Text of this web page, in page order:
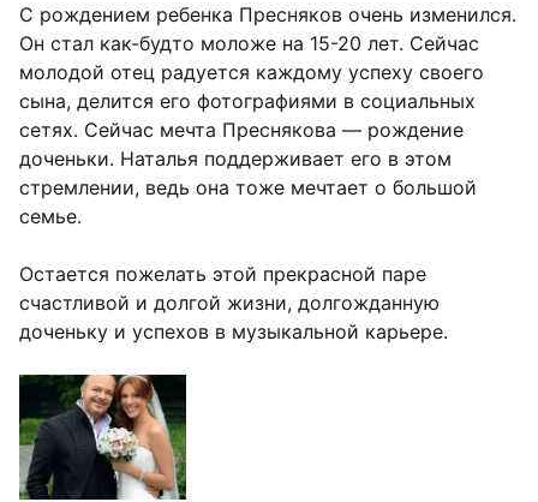
С рождением ребенка Пресняков очень изменился.
Он стал как-будто моложе на 15-20 лет. Сейчас
молодой отец радуется каждому успеху своего
сына, делится его фотографиями в социальных
сетях. Сейчас мечта Преснякова — рождение
доченьки. Наталья поддерживает его в этом
стремлении, ведь она тоже мечтает о большой
семье.
Остается пожелать этой прекрасной паре
счастливой и долгой жизни, долгожданную
доченьку и успехов в музыкальной карьере.